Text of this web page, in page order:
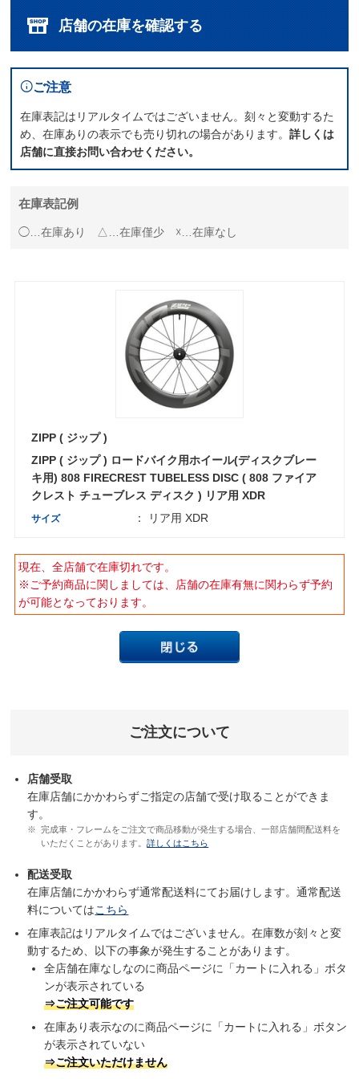
店舗の在庫を確認する
ご注意
在庫表記はリアルタイムではございません。刻々と変動するた
め、在庫ありの表示でも売り切れの場合があります。詳しくは
店舗に直接お問い合わせください。
在庫表記例
◯…在庫あり △…在庫僅少 ☓…在庫なし
ZIPP ( ジップ )
ZIPP ( ジップ ) ロードバイク用ホイール(ディスクブレー
キ用) 808 FIRECREST TUBELESS DISC ( 808 ファイア
クレスト チューブレス ディスク ) リア用 XDR
サイズ ： リア用 XDR
現在、全店舗で在庫切れです。
※ご予約商品に関しましては、店舗の在庫有無に関わらず予約
が可能となっております。
ご注文について
店舗受取
在庫店舗にかかわらずご指定の店舗で受け取ることができま
す。
完成車・フレームをご注文で商品移動が発生する場合、一部店舗間配送料を
いただくことがあります。詳しくはこちら
配送受取
在庫店舗にかかわらず通常配送料にてお届けします。通常配送
料についてはこちら
在庫表記はリアルタイムではございません。在庫数が刻々と変
動するため、以下の事象が発生することがあります。
全店舗在庫なしなのに商品ページに「カートに入れる」ボタ
ンが表示されている
⇒ご注文可能です
在庫あり表示なのに商品ページに「カートに入れる」ボタン
が表示されていない
⇒ご注文いただけません